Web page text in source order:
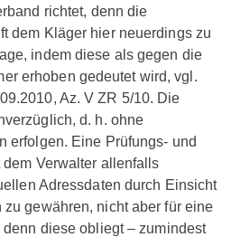
richtet, denn die
dem Kläger hier neuerdings zu
indem diese als gegen die
erhoben gedeutet wird, vgl.
Az. V ZR 5/10. Die
d. h. ohne
erfolgen. Eine Prüfungs- und
Verwalter allenfalls
Adressdaten durch Einsicht
gewähren, nicht aber für eine
diese obliegt – zumindest